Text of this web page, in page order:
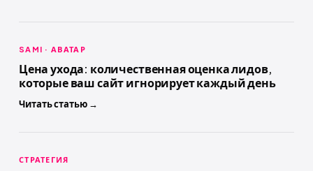
SAMI · АВАТАР
Цена ухода: количественная оценка лидов,
которые ваш сайт игнорирует каждый день
Читать статью →
СТРАТЕГИЯ